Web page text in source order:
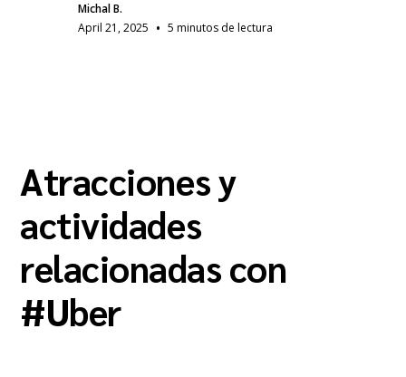
Michal B.
April 21, 2025 • 5 minutos de lectura
Atracciones y
actividades
relacionadas con
#Uber